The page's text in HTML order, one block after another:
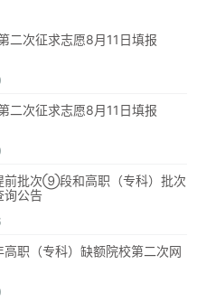
二次征求志愿8月11日填报
二次征求志愿8月11日填报
前批次⑨段和高职（专科）批次
询公告
职（专科）缺额院校第二次网